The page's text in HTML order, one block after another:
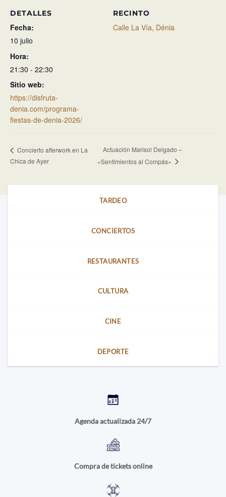
DETALLES
Fecha:
10 julio
Hora:
21:30 - 22:30
Sitio web:
https://disfruta-
denia.com/programa-
fiestas-de-denia-2026/
RECINTO
Calle La Vía, Dénia
Concierto afterwork en La
Chica de Ayer
Actuación Marisol Delgado –
«Sentimientos al Compás»
TARDEO
CONCIERTOS
RESTAURANTES
CULTURA
CINE
DEPORTE
Agenda actualizada 24/7
Compra de tickets online